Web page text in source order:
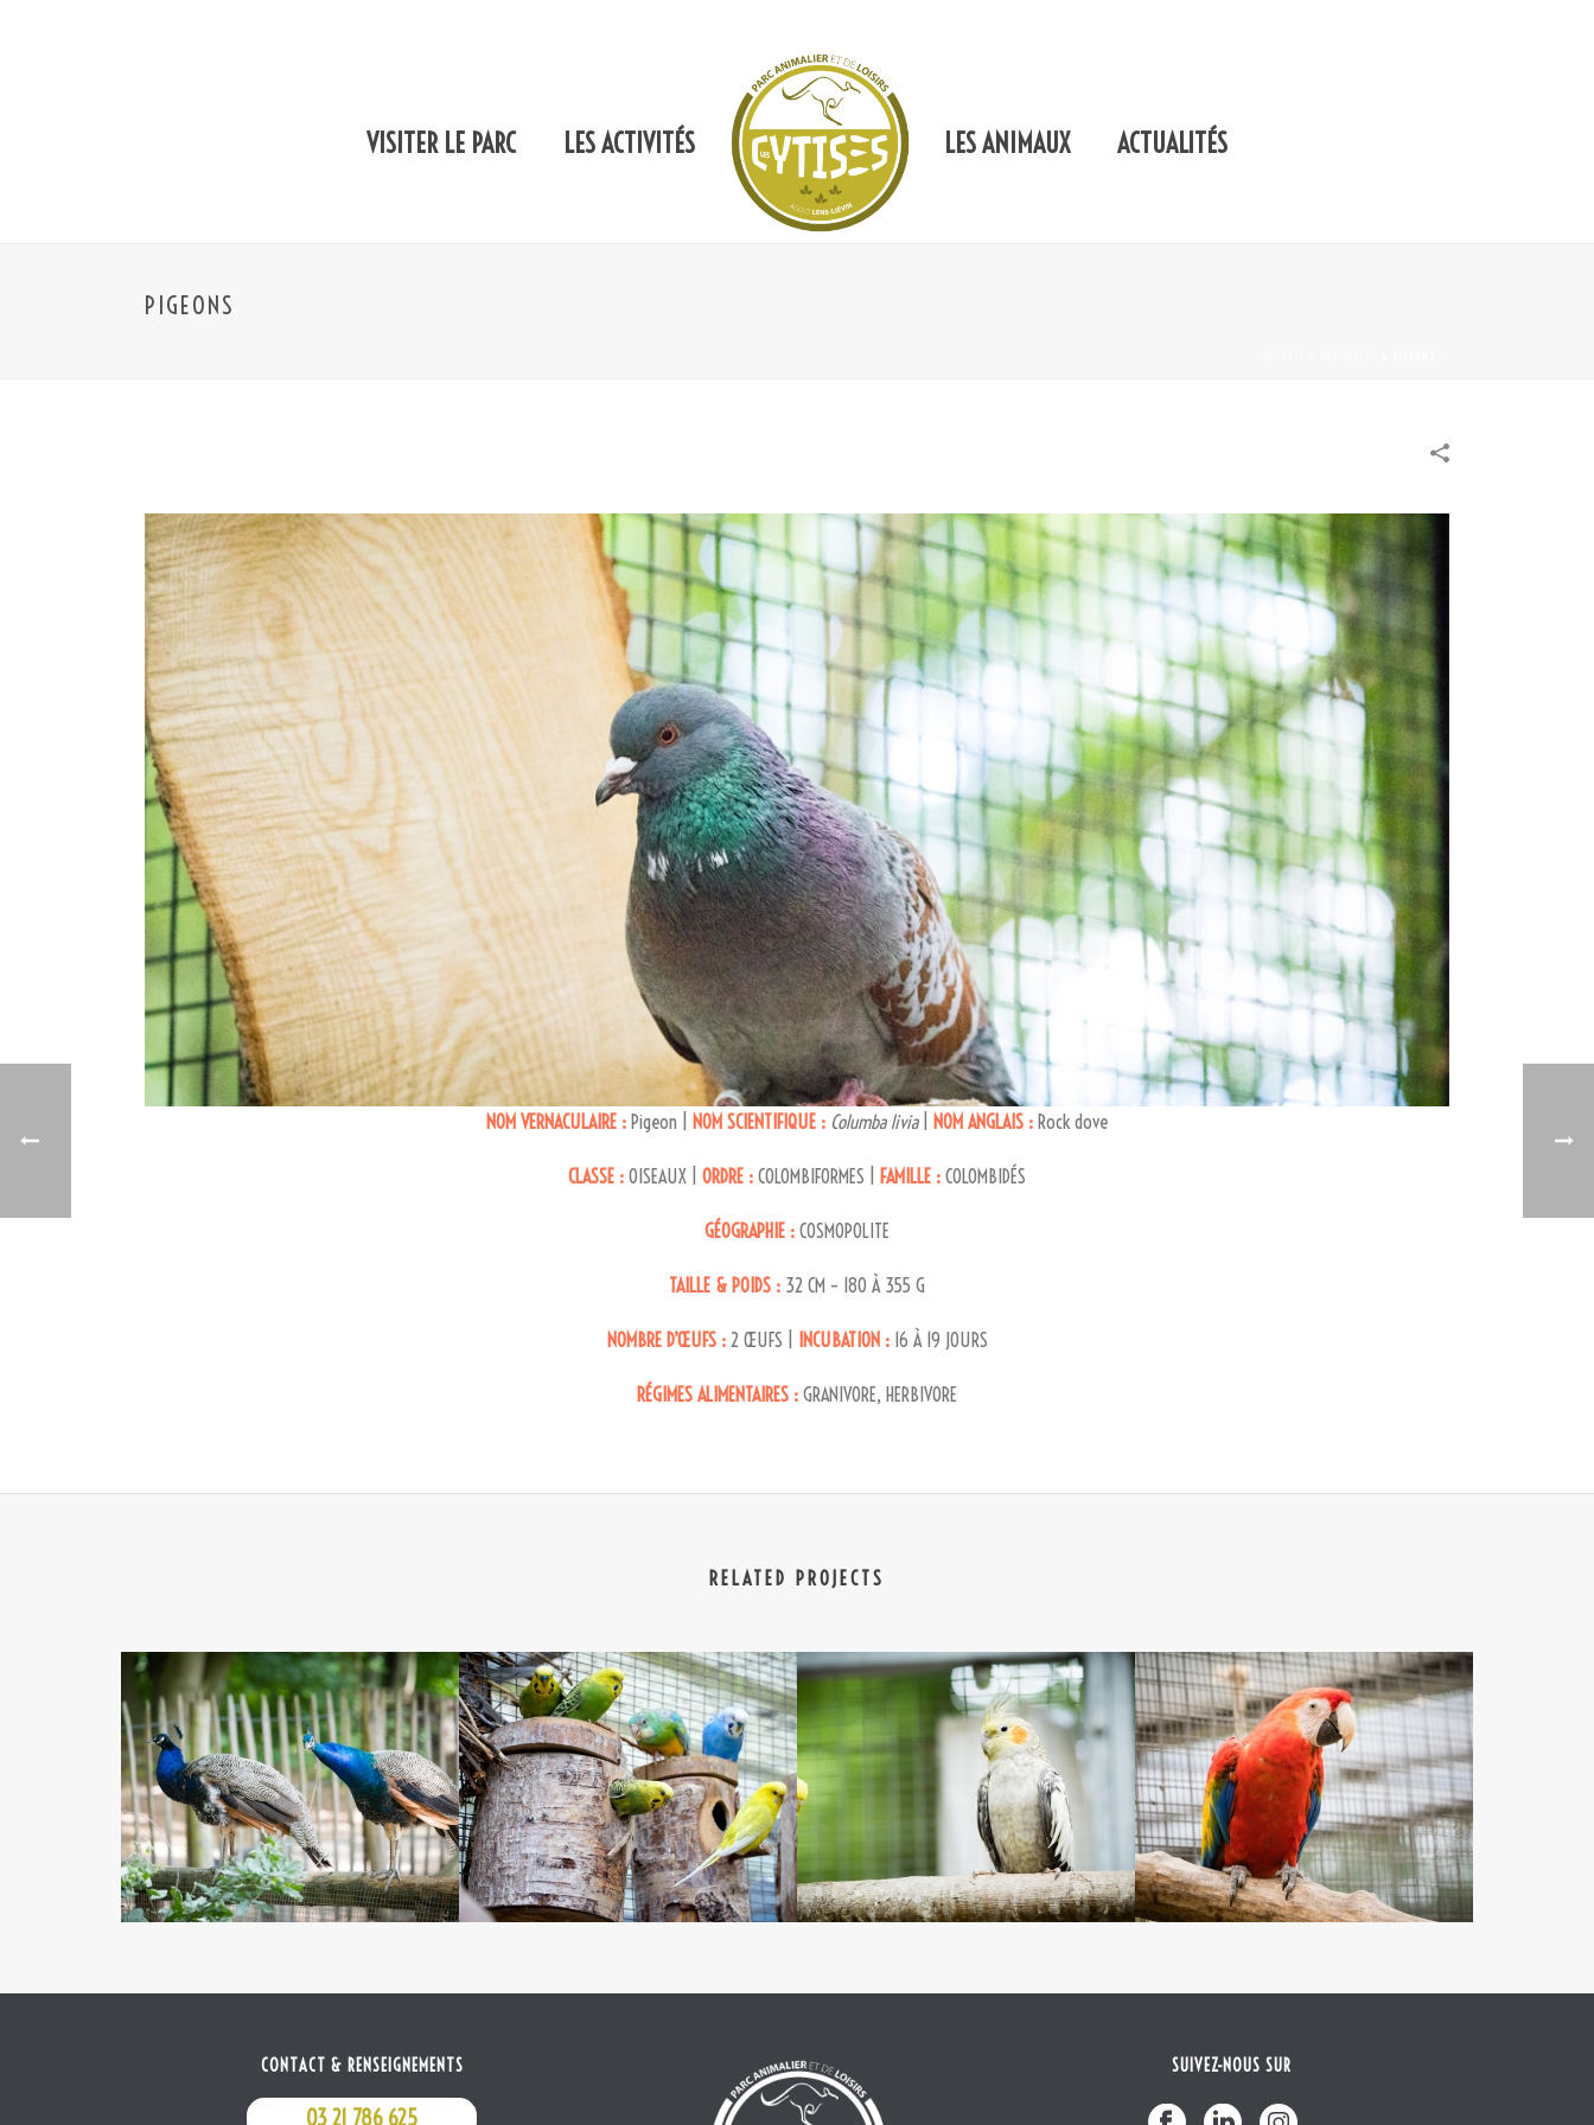
VISITER LE PARC LES ACTIVITÉS LES ANIMAUX ACTUALITÉS
PIGEONS
NOM VERNACULAIRE : Pigeon | NOM SCIENTIFIQUE : Columba livia NOM ANGLAIS : Rock dove
CLASSE : OISEAUX | ORDRE : COLOMBIFORMES | FAMILLE : COLOMBIDÉS
GÉOGRAPHIE : COSMOPOLITE
TAILLE & POIDS : 32 CM – 180 À 355 G
NOMBRE D’ŒUFS :2 ŒUFS | INCUBATION :16 À 19 JOURS
RÉGIMES ALIMENTAIRES : GRANIVORE, HERBIVORE
RELATED PROJECTS
CONTACT & RENSEIGNEMENTS
03 21 786 625
SUIVEZ-NOUS SUR